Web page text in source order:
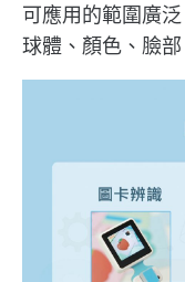
可應用的範圍廣
球體、顏色、臉